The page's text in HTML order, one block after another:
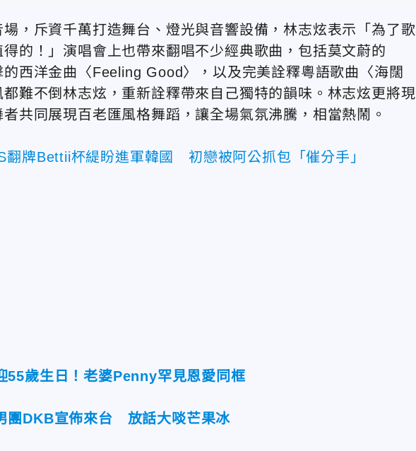
，斥資千萬打造舞台、燈光與音響設備，林志炫表示「為了歌
的！」演唱會上也帶來翻唱不少經典歌曲，包括莫文蔚的
的西洋金曲〈Feeling Good〉，以及完美詮釋粵語歌曲〈海闊
難不倒林志炫，重新詮釋帶來自己獨特的韻味。林志炫更將現
共同展現百老匯風格舞蹈，讓全場氣氛沸騰，相當熱鬧。
翻牌Bettii杯緹盼進軍韓國 初戀被阿公抓包「催分手」
55歲生日！老婆Penny罕見恩愛同框
團DKB宣佈來台 放話大啖芒果冰